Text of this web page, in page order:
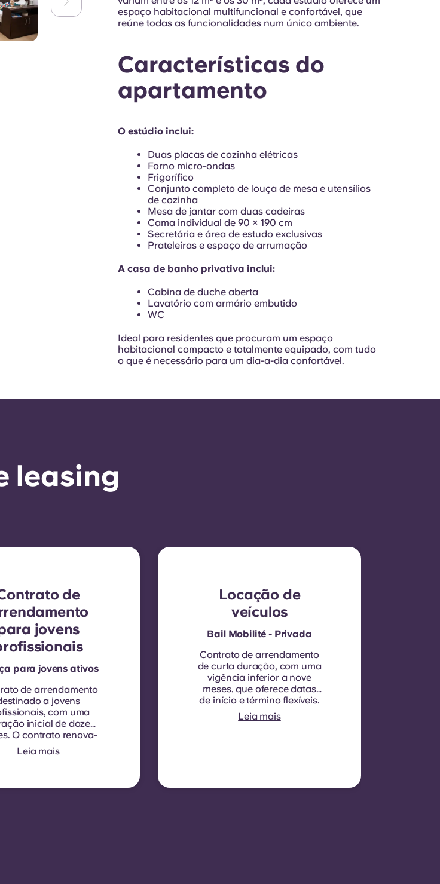
espaço habitacional multifuncional e confortável, que
reúne todas as funcionalidades num único ambiente.
Características do
apartamento
O estúdio inclui:
Duas placas de cozinha elétricas
Forno micro-ondas
Frigorífico
Conjunto completo de louça de mesa e utensílios
de cozinha
Mesa de jantar com duas cadeiras
Cama individual de 90 × 190 cm
Secretária e área de estudo exclusivas
Prateleiras e espaço de arrumação
A casa de banho privativa inclui:
Cabina de duche aberta
Lavatório com armário embutido
WC
Ideal para residentes que procuram um espaço
habitacional compacto e totalmente equipado, com tudo
o que é necessário para um dia-a-dia confortável.
leasing
de
jovens
para jovens ativos
de arrendamento
a jovens
com uma
inicial de doze
O contrato renova-
a cada
doze meses, sendo
renovação.
Leia mais
Locação de
veículos
Bail Mobilité - Privada
Contrato de arrendamento
de curta duração, com uma
vigência inferior a nove
meses, que oferece datas
de início e término flexíveis.
O contrato não é, em geral,
renovável, embora possam
Leia mais